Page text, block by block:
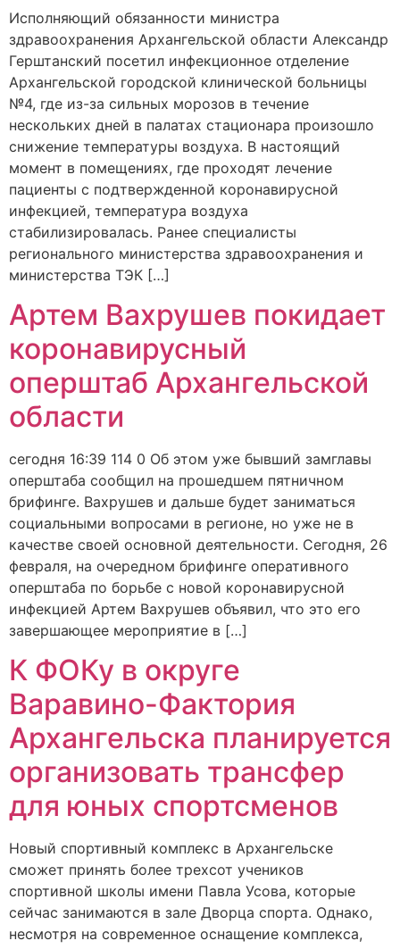
Исполняющий обязанности министра
здравоохранения Архангельской области Александр
Герштанский посетил инфекционное отделение
Архангельской городской клинической больницы
№4, где из-за сильных морозов в течение
нескольких дней в палатах стационара произошло
снижение температуры воздуха. В настоящий
момент в помещениях, где проходят лечение
пациенты с подтвержденной коронавирусной
инфекцией, температура воздуха
стабилизировалась. Ранее специалисты
регионального министерства здравоохранения и
министерства ТЭК […]
Артем Вахрушев покидает
коронавирусный
оперштаб Архангельской
области
сегодня 16:39 114 0 Об этом уже бывший замглавы
оперштаба сообщил на прошедшем пятничном
брифинге. Вахрушев и дальше будет заниматься
социальными вопросами в регионе, но уже не в
качестве своей основной деятельности. Сегодня, 26
февраля, на очередном брифинге оперативного
оперштаба по борьбе с новой коронавирусной
инфекцией Артем Вахрушев объявил, что это его
завершающее мероприятие в […]
К ФОКу в округе
Варавино-Фактория
Архангельска планируется
организовать трансфер
для юных спортсменов
Новый спортивный комплекс в Архангельске
сможет принять более трехсот учеников
спортивной школы имени Павла Усова, которые
сейчас занимаются в зале Дворца спорта. Однако,
несмотря на современное оснащение комплекса,